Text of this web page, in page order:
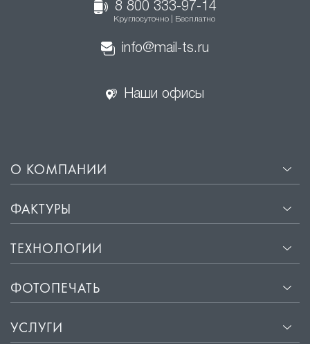
8 800 333-97-14
Круглосуточно | Бесплатно
info@mail-ts.ru
Наши офисы
О КОМПАНИИ
ФАКТУРЫ
ТЕХНОЛОГИИ
ФОТОПЕЧАТЬ
УСЛУГИ